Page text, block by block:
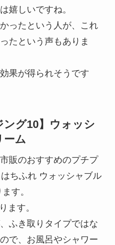
嬉しいですね。
ったという人が、これ
たという声もありま
果が得られそうです
ング10】ウォッシ
ーム
販のおすすめのプチプ
ちふれ ウォッシャブル
す。
ます。
ふき取りタイプではな
で、お風呂やシャワー